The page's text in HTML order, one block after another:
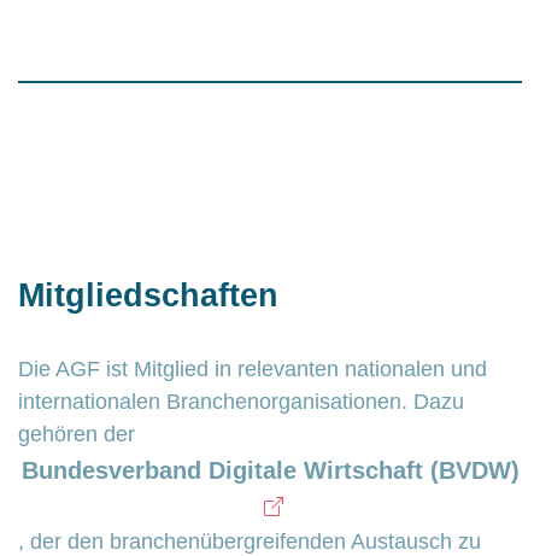
Mitgliedschaften
Die AGF ist Mitglied in relevanten nationalen und
internationalen Branchenorganisationen. Dazu
gehören der
Bundesverband Digitale Wirtschaft (BVDW)
, der den branchenübergreifenden Austausch zu